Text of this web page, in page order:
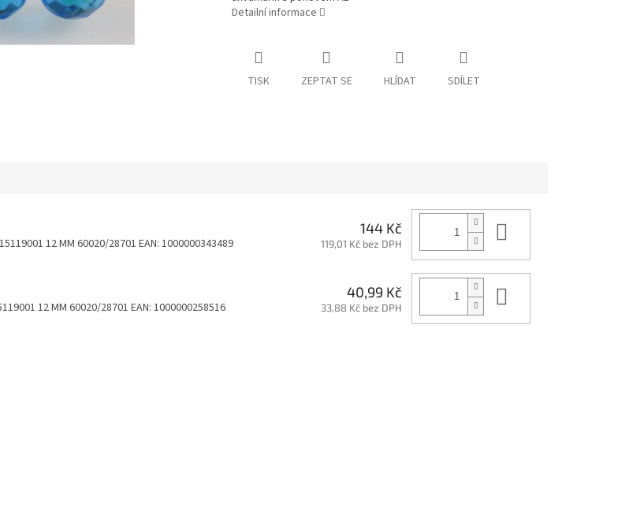
Detailní informace
TISK ZEPTAT SE HLÍDAT SDÍLET
12 MM 60020/28701 EAN: 1000000343489
144 Kč
119,01 Kč bez DPH
12 MM 60020/28701EAN: 1000000258516
40,99 Kč
33,88 Kč bez DPH